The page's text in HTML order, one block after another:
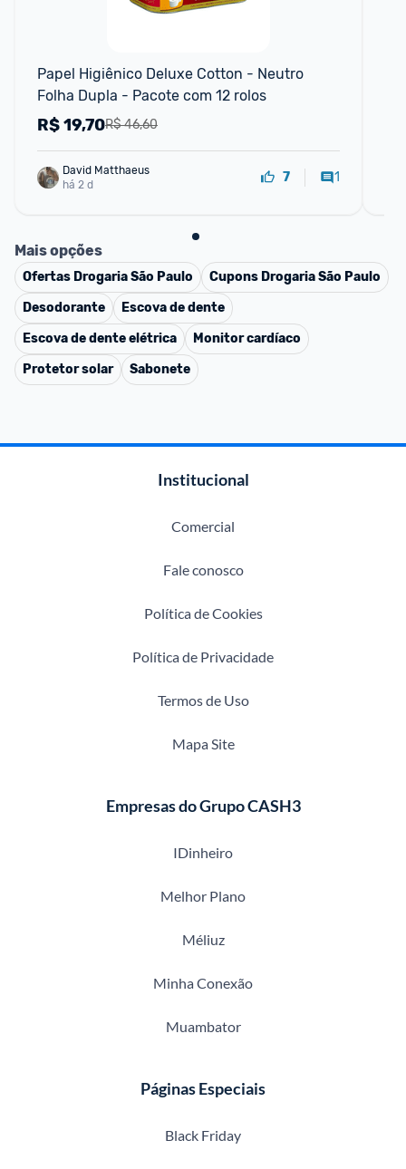
Papel Higiênico Deluxe Cotton - Neutro
Folha Dupla - Pacote com 12 rolos
R$ 46,60
R$19,70
há 2 d
7 1
Mais opções
Ofertas Drogaria São Paulo Cupons Drogaria São Paulo
Desodorante
Escova de dente
Escova de dente elétrica
Monitor cardíaco
Protetor solar
Sabonete
Institucional
Comercial
Fale conosco
Política de Cookies
Política de Privacidade
Termos de Uso
Mapa Site
Empresas do Grupo CASH3
IDinheiro
Melhor Plano
Méliuz
Minha Conexão
Muambator
Páginas Especiais
Black Friday